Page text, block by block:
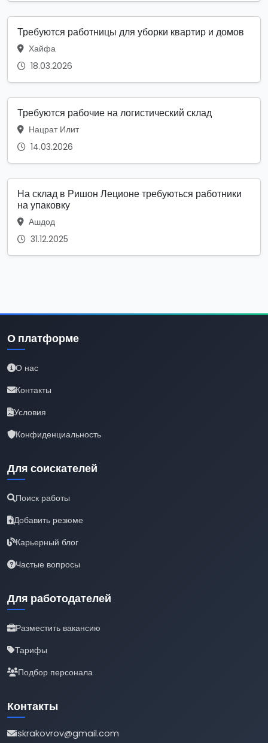
Требуются работницы для уборки квартир и домов
Хайфа
18.03.2026
Требуются рабочие на логистический склад
Нацрат Илит
14.03.2026
На склад в Ришон Леционе требуються работники
на упаковку
Ашдод
31.12.2025
О платформе
О нас
Контакты
Условия
Конфиденциальность
Для соискателей
Поиск работы
Добавить резюме
Карьерный блог
Частые вопросы
Для работодателей
Разместить вакансию
Тарифы
Подбор персонала
Контакты
iskrakovrov@gmail.com